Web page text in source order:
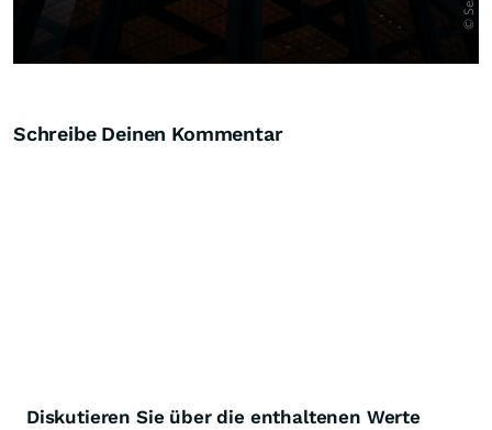
Schreibe Deinen Kommentar
Diskutieren Sie über die enthaltenen Werte